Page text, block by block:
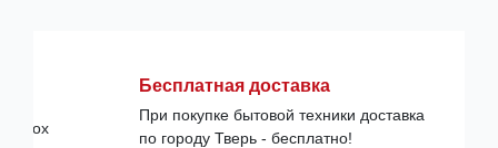
Бесплатная доставка
При покупке бытовой техники доставка
по городу Тверь - бесплатно!